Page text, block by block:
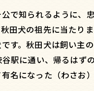
で知られるように、
田犬の祖先に当たり
す。秋田犬は飼い主
駅に通い、帰るはず
名になった（わさお）